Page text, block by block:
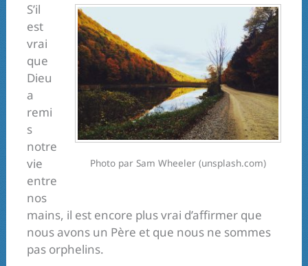
Photo par Sam Wheeler (unsplash.com)
S’il
est
vrai
que
Dieu
a
remi
s
notre
vie
entre
nos
mains, il est encore plus vrai d’affirmer que
nous avons un Père et que nous ne sommes
pas orphelins.